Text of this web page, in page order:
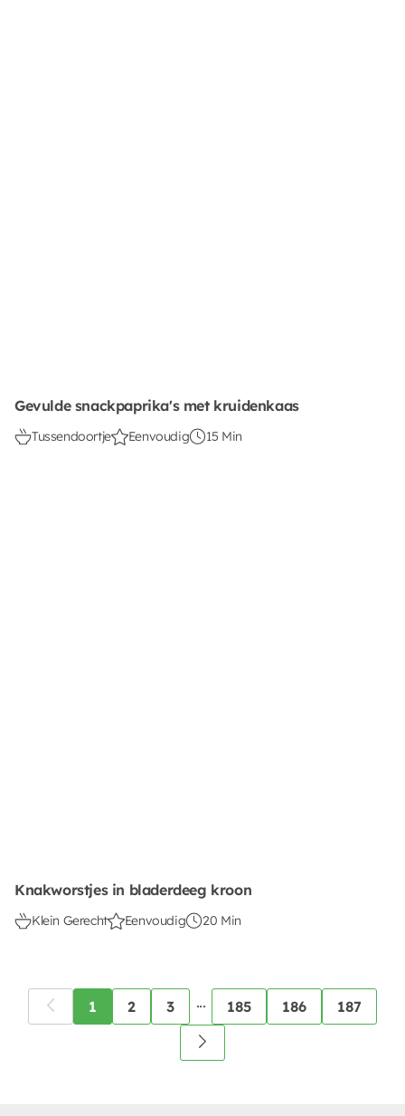
Gevulde snackpaprika's met kruidenkaas
Tussendoortje Eenvoudig 15 Min
Knakworstjes in bladerdeeg kroon
Klein Gerecht Eenvoudig 20 Min
1 2 3 ... 185 186 187